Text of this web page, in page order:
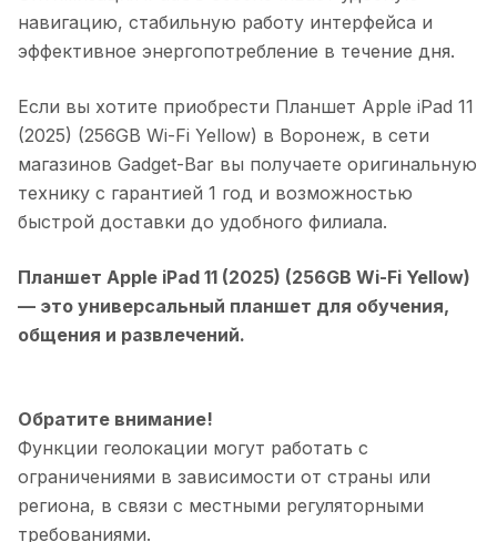
навигацию, стабильную работу интерфейса и
эффективное энергопотребление в течение дня.
Если вы хотите приобрести Планшет Apple iPad 11
(2025) (256GB Wi-Fi Yellow) в Воронеж, в сети
магазинов Gadget-Bar вы получаете оригинальную
технику с гарантией 1 год и возможностью
быстрой доставки до удобного филиала.
Планшет Apple iPad 11 (2025) (256GB Wi-Fi Yellow)
— это универсальный планшет для обучения,
общения и развлечений.
Обратите внимание!
Функции геолокации могут работать с
ограничениями в зависимости от страны или
региона, в связи с местными регуляторными
требованиями.